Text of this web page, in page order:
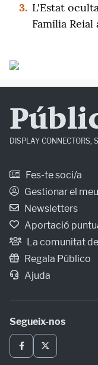
3. L'Estat
Família
DISPLAY CONNECTORS,
Fes-te soci/a
Gestionar el
Newsletters
Aportació
La comunitat
Regala Público
Ajuda
Segueix-nos